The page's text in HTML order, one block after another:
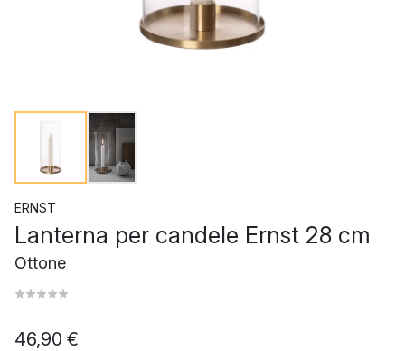
ERNST
Lanterna per candele Ernst 28 cm
Ottone
46,90 €